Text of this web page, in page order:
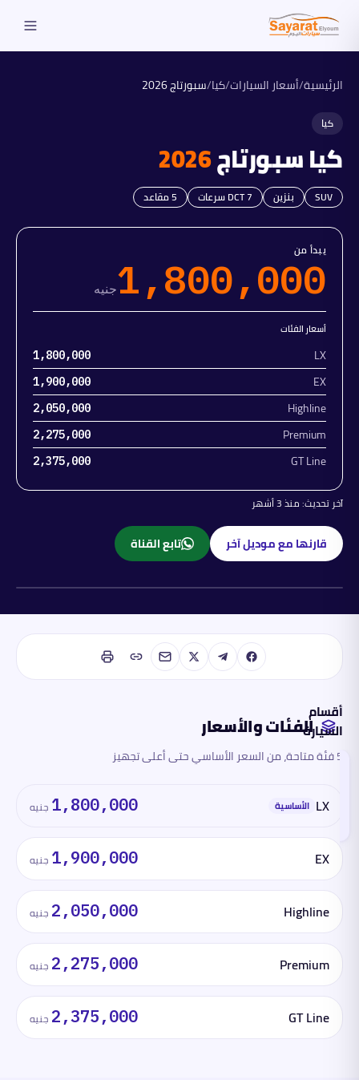
الرئيسية/أسعار السيارات/كيا/سبورتاج2026
كيا
كياسبورتاج2026
SUV بنزين DCT 7 سرعات 5مقاعد
يبدأ من
1,800,000جنيه
أسعار الفئات
LX
1,800,000
EX
1,900,000
Highline
2,050,000
Premium
2,275,000
GT Line
2,375,000
آخر تحديث:منذ 3 أشهر
قارنها مع موديل آخر تابع القناة
أقسام
السيارة
الفئات
هذا
والأداء
الأبعاد
السلامة
والتقنية
لها
الفئات والأسعار
5 فئة متاحة، من السعر الأساسي حتى أعلى تجهيز
LX الأساسية 1,800,000 جنيه
EX
1,900,000 جنيه
Highline
2,050,000 جنيه
Premium
2,275,000 جنيه
GT Line
2,375,000 جنيه